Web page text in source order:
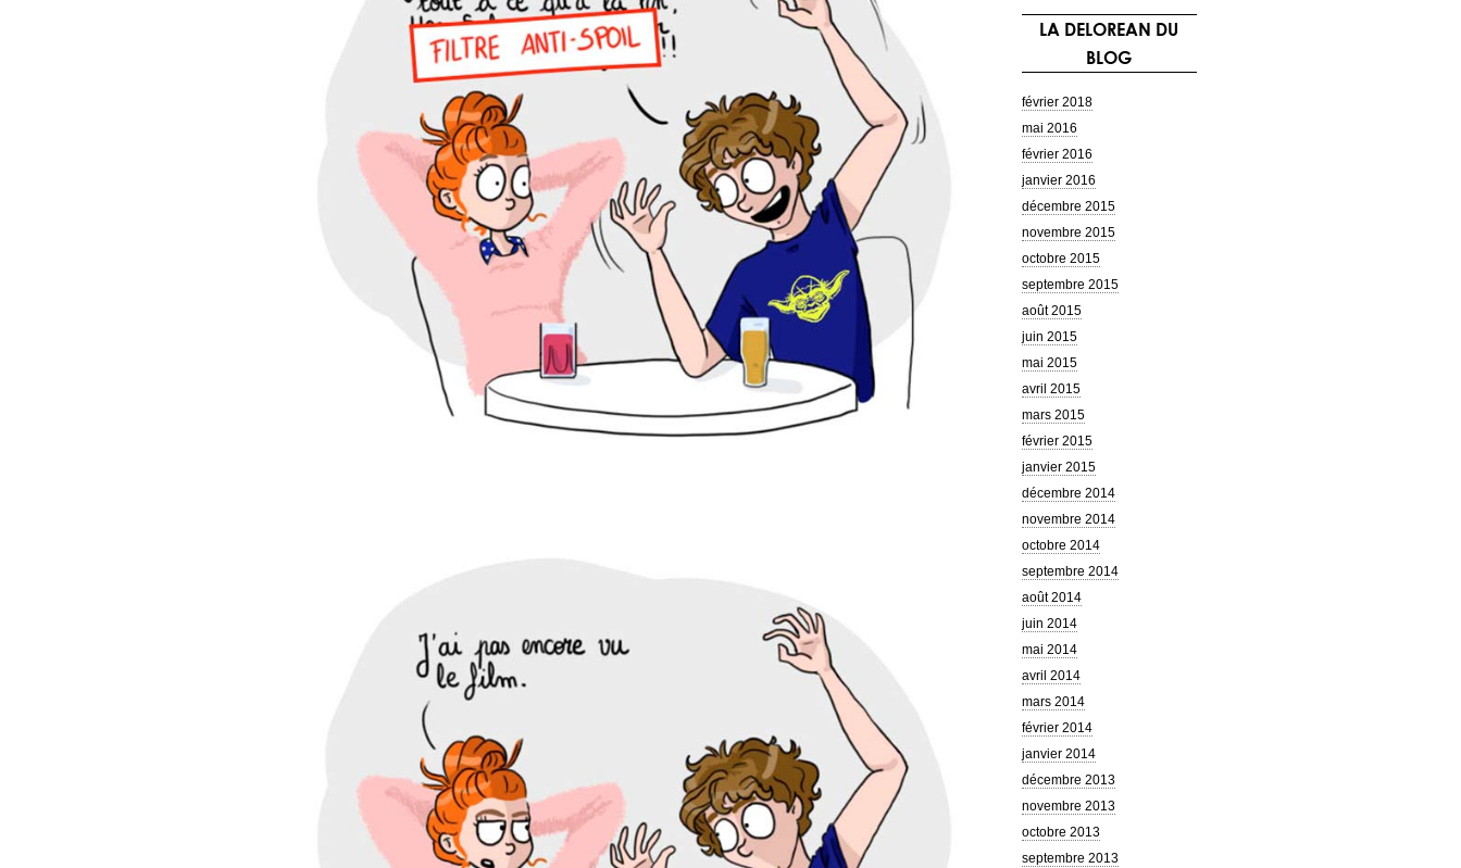
r
e
r
:
LA DELOREAN DU
BLOG
février 2018
mai 2016
février 2016
janvier 2016
décembre 2015
novembre 2015
octobre 2015
septembre 2015
août 2015
juin 2015
mai 2015
avril 2015
mars 2015
février 2015
janvier 2015
décembre 2014
novembre 2014
octobre 2014
septembre 2014
août 2014
juin 2014
mai 2014
avril 2014
mars 2014
février 2014
janvier 2014
décembre 2013
novembre 2013
octobre 2013
septembre 2013